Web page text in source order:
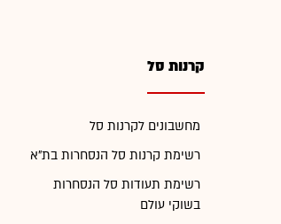
קרנות סל
מחשבונים לקרנות סל
רשימת קרנות סל הנסחרות בת"א
רשימת תעודות סל הנסחרות
בשוקי עולם